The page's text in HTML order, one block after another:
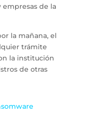
de la
la mañana, el
trámite
la institución
de otras